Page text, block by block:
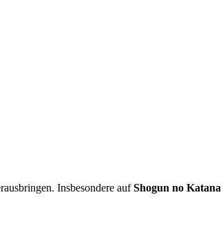
Insbesondere aufShogun no Katana